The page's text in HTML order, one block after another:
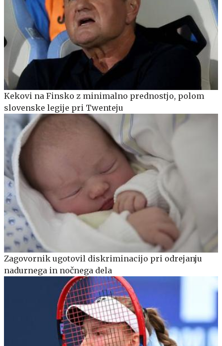
Kekovi na Finsko z minimalno prednostjo, polom
slovenske legije pri Twenteju
Zagovornik ugotovil diskriminacijo pri odrejanju
nadurnega in nočnega dela